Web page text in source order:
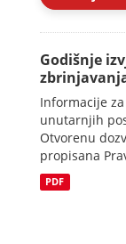
Godišnje
Informacije
unutarnjih
Otvorenu
propisana
PDF